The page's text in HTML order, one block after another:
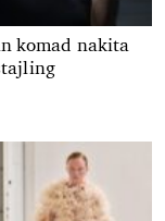
komad nakita